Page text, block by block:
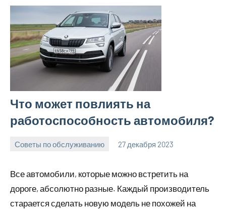
Что может повлиять на
работоспособность автомобиля?
Советы по обслуживанию 27 декабря 2023
Все автомобили, которые можно встретить на
дороге, абсолютно разные. Каждый производитель
старается сделать новую модель не похожей на